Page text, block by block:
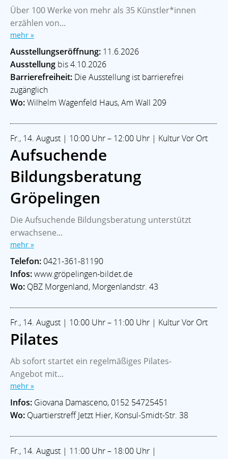
Über 100 Werke von mehr als 35 Künstler*innen
erzählen von...
mehr »
Ausstellungseröffnung: 11.6.2026
Ausstellung bis 4.10.2026
Barrierefreiheit: Die Ausstellung ist barrierefrei
zugänglich
Wo:Wilhelm Wagenfeld Haus, Am Wall 209
Fr., 14. August | 10:00 Uhr – 12:00 Uhr | Kultur Vor Ort
Aufsuchende
Bildungsberatung
Gröpelingen
Die Aufsuchende Bildungsberatung unterstützt
erwachsene...
mehr »
Telefon: 0421-361-81190
Infos:www.gröpelingen-bildet.de
Wo: QBZ Morgenland, Morgenlandstr. 43
Fr., 14. August | 10:00 Uhr – 11:00 Uhr | Kultur Vor Ort
Pilates
Ab sofort startet ein regelmäßiges Pilates-
Angebot mit...
mehr »
Infos: Giovana Damasceno, 0152 54725451
Wo: Quartierstreff Jetzt Hier, Konsul-Smidt-Str. 38
Fr., 14. August | 11:00 Uhr – 18:00 Uhr |
Home Branchen Kommunalpolitik
Datenschutz
AKTUELLES
Veranstaltungen
Im Notfall
ECHT WALLE Magazin
LEBEN & SOZIALES
Bildung
Kitas Leben im Alter Soziale Hilfen
KULTUR
Theater & Bühne
Soziokulturell
Walle-Aktuell - Ein Projekt der:
Blaukontor für Gestaltung GmbH
Besuchen Sie auch das
Stadtteilmagazin »ECHT WALLE«